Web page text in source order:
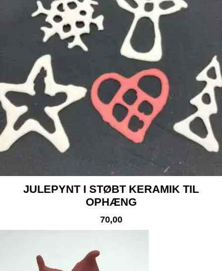
JULEPYNT I STØBT KERAMIK TIL
OPHÆNG
70,00